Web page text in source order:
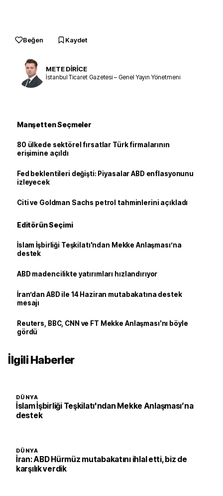
Beğen Kaydet
METE DİRİCE
İstanbul Ticaret Gazetesi – Genel Yayın Yönetmeni
Manşetten Seçmeler
80 ülkede sektörel fırsatlar Türk firmalarının
erişimine açıldı
Fed beklentileri değişti: Piyasalar ABD enflasyonunu
izleyecek
Citi ve Goldman Sachs petrol tahminlerini açıkladı
Editörün Seçimi
İslam İşbirliği Teşkilatı'ndan Mekke Anlaşması’na
destek
ABD madencilikte yatırımları hızlandırıyor
İran’dan ABD ile 14 Haziran mutabakatına destek
mesajı
Reuters, BBC, CNN ve FT Mekke Anlaşması'nı böyle
gördü
İlgili Haberler
DÜNYA
İslam İşbirliği Teşkilatı'ndan Mekke Anlaşması’na
destek
DÜNYA
İran: ABD Hürmüz mutabakatını ihlal etti, biz de
karşılık verdik